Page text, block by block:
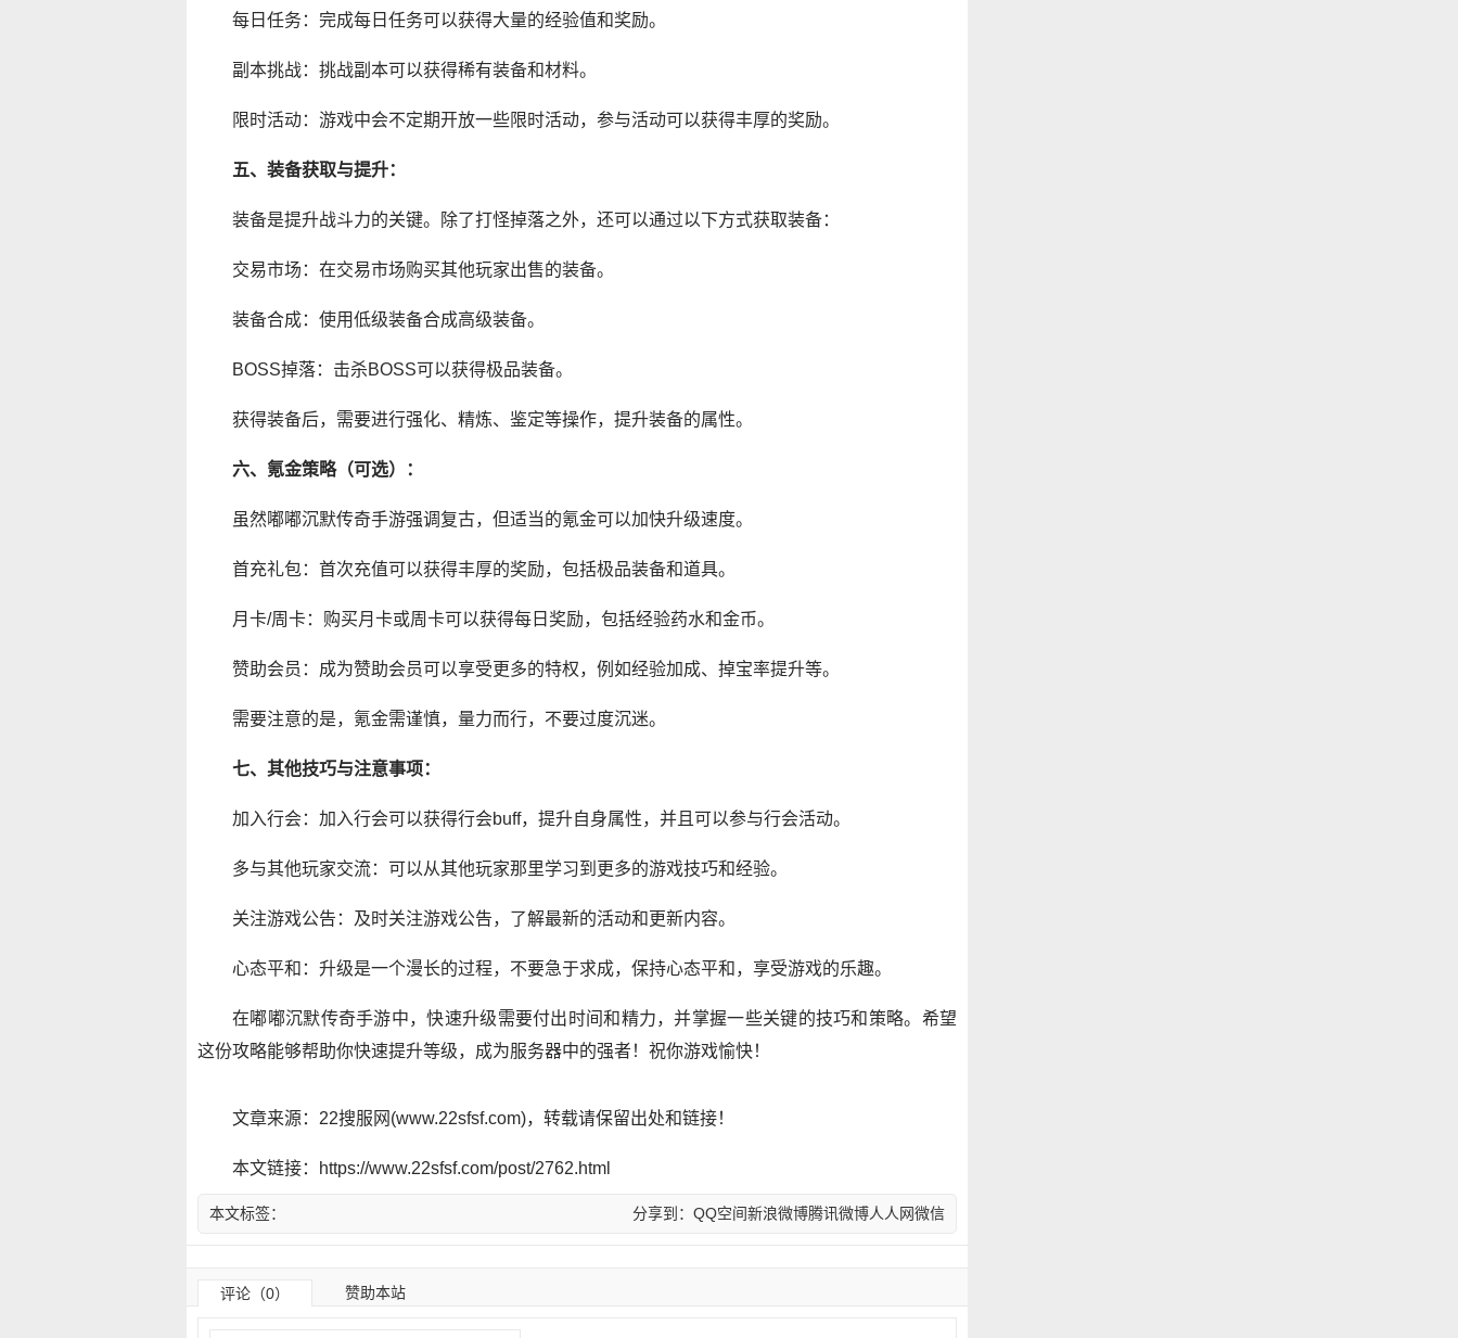
每日任务：完成每日任务可以获得大量的经验值和奖励。
副本挑战：挑战副本可以获得稀有装备和材料。
限时活动：游戏中会不定期开放一些限时活动，参与活动可以获得丰厚的奖励。
五、装备获取与提升：
装备是提升战斗力的关键。除了打怪掉落之外，还可以通过以下方式获取装备：
交易市场：在交易市场购买其他玩家出售的装备。
装备合成：使用低级装备合成高级装备。
BOSS掉落：击杀BOSS可以获得极品装备。
获得装备后，需要进行强化、精炼、鉴定等操作，提升装备的属性。
六、氪金策略（可选）：
虽然嘟嘟沉默传奇手游强调复古，但适当的氪金可以加快升级速度。
首充礼包：首次充值可以获得丰厚的奖励，包括极品装备和道具。
月卡/周卡：购买月卡或周卡可以获得每日奖励，包括经验药水和金币。
赞助会员：成为赞助会员可以享受更多的特权，例如经验加成、掉宝率提升等。
需要注意的是，氪金需谨慎，量力而行，不要过度沉迷。
七、其他技巧与注意事项：
加入行会：加入行会可以获得行会buff，提升自身属性，并且可以参与行会活动。
多与其他玩家交流：可以从其他玩家那里学习到更多的游戏技巧和经验。
关注游戏公告：及时关注游戏公告，了解最新的活动和更新内容。
心态平和：升级是一个漫长的过程，不要急于求成，保持心态平和，享受游戏的乐趣。
在嘟嘟沉默传奇手游中，快速升级需要付出时间和精力，并掌握一些关键的技巧和策略。希望
这份攻略能够帮助你快速提升等级，成为服务器中的强者！祝你游戏愉快！
文章来源：22搜服网(www.22sfsf.com)，转载请保留出处和链接！
本文链接：https://www.22sfsf.com/post/2762.html
分享到： QQ空间新浪微博腾讯微博人人网微信
本文标签：
评论（0） 赞助本站